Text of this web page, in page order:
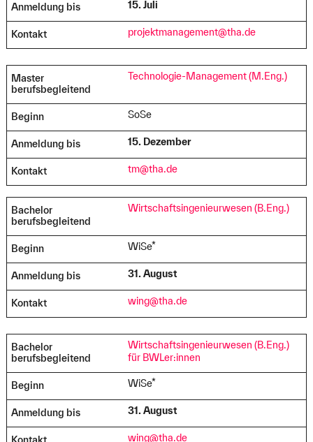
Anmeldung bis 15. Juli
Kontakt projektmanagement@tha.de
Master
berufsbegleitend
Technologie-Management (M.Eng.)
Beginn SoSe
Anmeldung bis 15. Dezember
Kontakt tm@tha.de
Bachelor
berufsbegleitend
Wirtschaftsingenieurwesen (B.Eng.)
Beginn WiSe*
Anmeldung bis 31. August
Kontakt wing@tha.de
Bachelor
berufsbegleitend
Wirtschaftsingenieurwesen (B.Eng.)
für BWLer:innen
Beginn WiSe*
Anmeldung bis 31. August
wing@tha.de